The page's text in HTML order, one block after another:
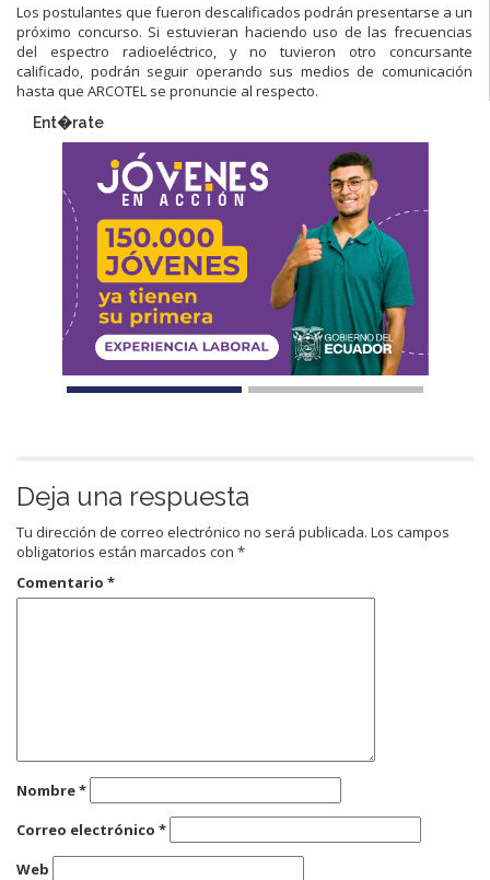
Los postulantes que fueron descalificados podrán presentarse a un
próximo concurso. Si estuvieran haciendo uso de las frecuencias
del espectro radioeléctrico, y no tuvieron otro concursante
calificado, podrán seguir operando sus medios de comunicación
hasta que ARCOTEL se pronuncie al respecto.
Ent�rate
Deja una respuesta
Tu dirección de correo electrónico no será publicada. Los campos
obligatorios están marcados con *
Comentario *
Nombre*
Correo electrónico *
Web